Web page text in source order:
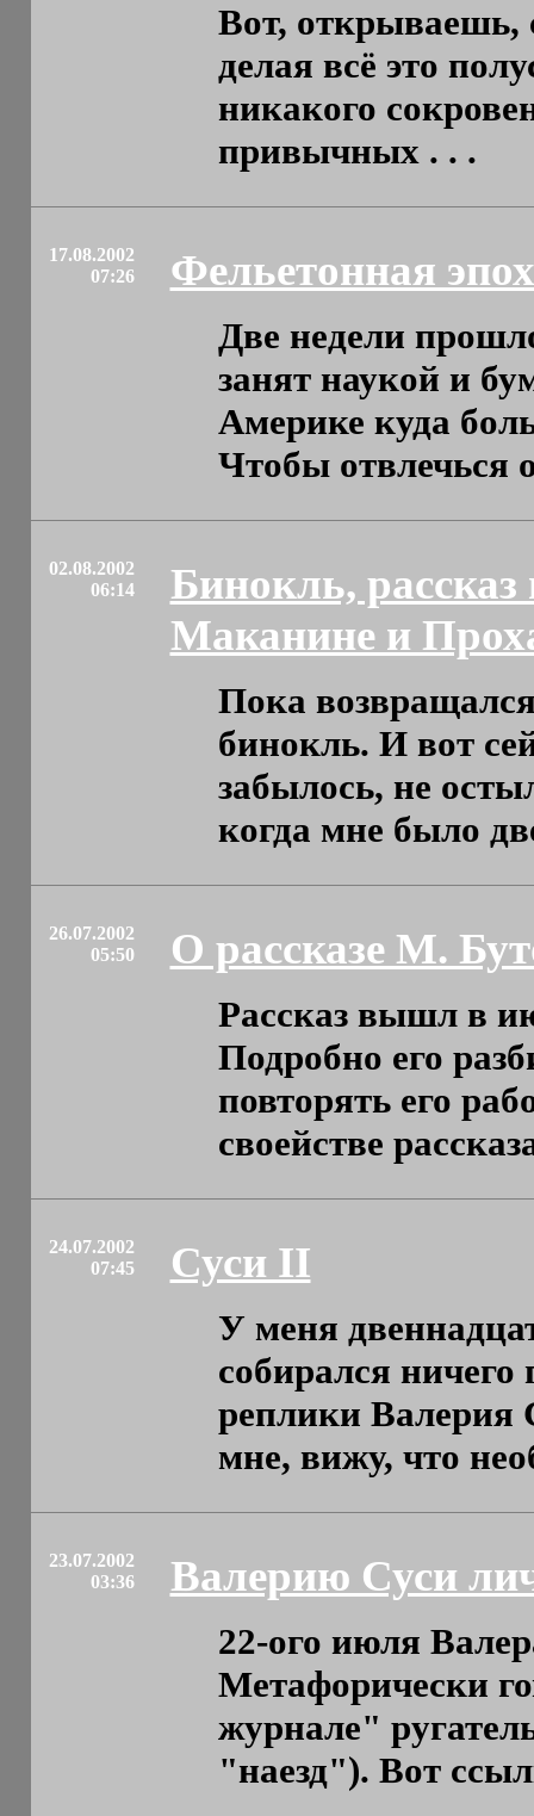
Вот,
делая всё это
никакого
привычных . . .
17.08.2002
07:26
Фельетонная
Две недели
занят наукой и
Америке куда
Чтобы отвлечься
02.08.2002
06:14
Бинокль, рассказ
Маканине и
Пока
бинокль. И вот
забылось, не
когда мне было
26.07.2002
05:50
О рассказе М.
Рассказ вышл в
Подробно его
повторять его
своействе
24.07.2002
07:45
Суси II
У меня
собирался
реплики Валерия
мне, вижу, что
23.07.2002
03:36
Валерию Суси
22-ого июля
Метафорически
журнале"
"наезд"). Вот